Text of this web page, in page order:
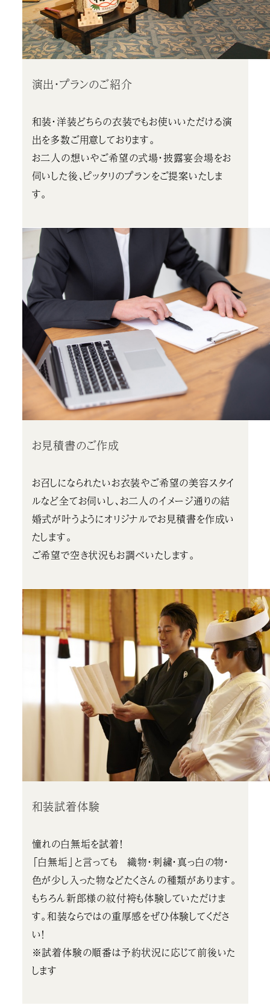
演出・プランのご紹介
和装・洋装どちらの衣装でもお使いいただける演
出を多数ご用意しております。
お二人の想いやご希望の式場・披露宴会場をお
伺いした後、ピッタリのプランをご提案いたしま
す。
お見積書のご作成
お召しになられたいお衣装やご希望の美容スタイ
ルなど全てお伺いし、お二人のイメージ通りの結
婚式が叶うようにオリジナルでお見積書を作成い
たします。
ご希望で空き状況もお調べいたします。
和装試着体験
憧れの白無垢を試着！
「白無垢」と言っても 織物・刺繍・真っ白の物・
色が少し入った物などたくさんの種類があります。
もちろん新郎様の紋付袴も体験していただけま
す。和装ならではの重厚感をぜひ体験してくださ
い！
※試着体験の順番は予約状況に応じて前後いた
します